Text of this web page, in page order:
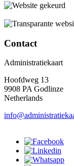
Contact
Administratiekaart
Hoofdweg 13
9908 PA Godlinze
Netherlands